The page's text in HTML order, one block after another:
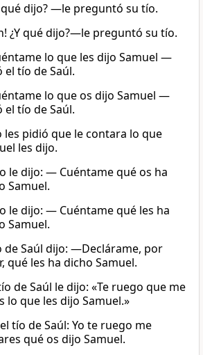
dijo? —le preguntó su tío.
¿Y qué dijo?—le preguntó su tío.
lo que les dijo Samuel —
el tío de Saúl.
lo que os dijo Samuel —
el tío de Saúl.
les pidió que le contara lo que
les dijo.
le dijo: — Cuéntame qué os ha
Samuel.
le dijo: — Cuéntame qué les ha
Samuel.
de Saúl dijo: —Declárame, por
qué les ha dicho Samuel.
de Saúl le dijo: «Te ruego que me
lo que les dijo Samuel.»
tío de Saúl: Yo te ruego me
qué os dijo Samuel.